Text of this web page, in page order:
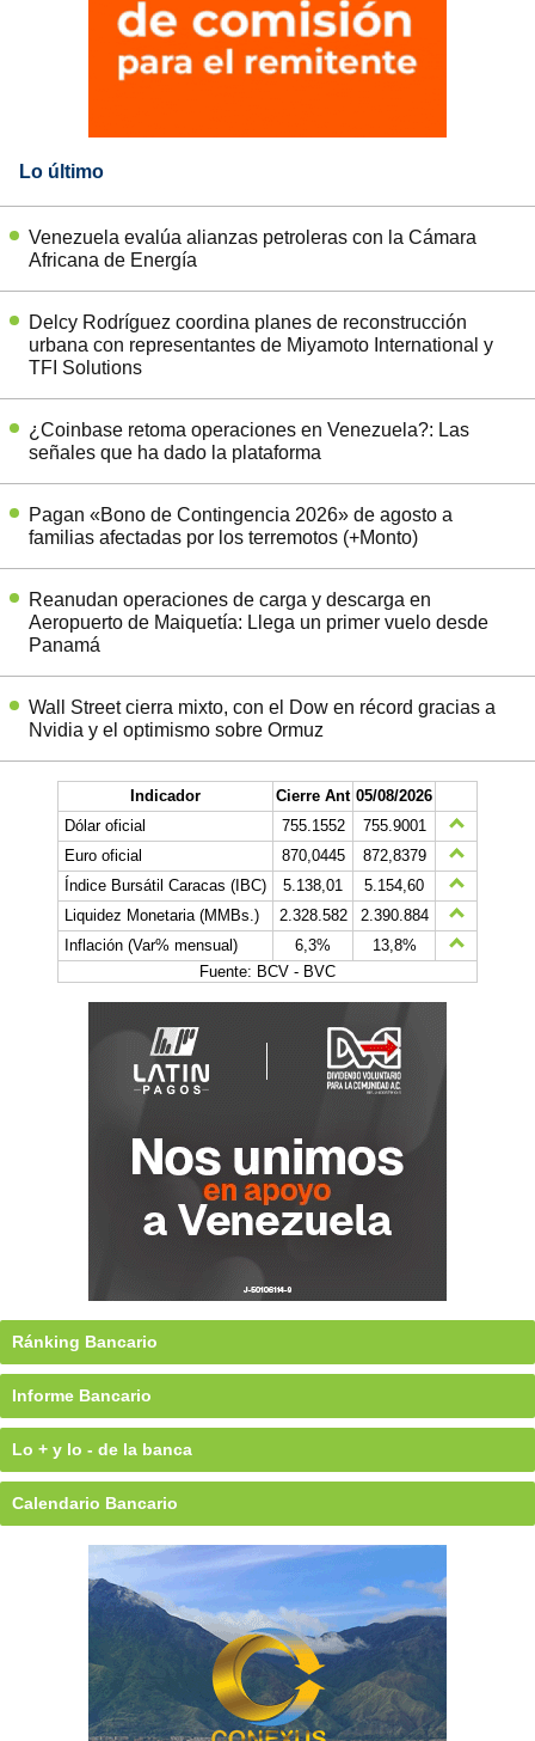
Lo último
Venezuela evalúa alianzas petroleras con la Cámara
Africana de Energía
Delcy Rodríguez coordina planes de reconstrucción
urbana con representantes de Miyamoto International y
TFI Solutions
¿Coinbase retoma operaciones en Venezuela?: Las
señales que ha dado la plataforma
Pagan «Bono de Contingencia 2026» de agosto a
familias afectadas por los terremotos (+Monto)
Reanudan operaciones de carga y descarga en
Aeropuerto de Maiquetía: Llega un primer vuelo desde
Panamá
Wall Street cierra mixto, con el Dow en récord gracias a
Nvidia y el optimismo sobre Ormuz
Indicador Cierre Ant 05/08/2026
Dólar oficial
755.1552
755.9001
Euro oficial
870,0445
872,8379
Índice Bursátil Caracas (IBC)
5.138,01
5.154,60
Liquidez Monetaria (MMBs.)
2.328.582
2.390.884
Inflación (Var% mensual)
6,3%
13,8%
Fuente: BCV - BVC
Ránking Bancario
Informe Bancario
Lo + y lo - de la banca
Calendario Bancario